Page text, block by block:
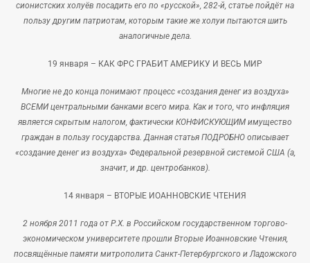
сионистских холуёв посадить его по «русской», 282-й, статье пойдёт на
пользу другим патриотам, которым такие же холуи пытаются шить
аналогичные дела.
19 января – КАК ФРС ГРАБИТ АМЕРИКУ И ВЕСЬ МИР
Многие не до конца понимают процесс «создания денег из воздуха»
ВСЕМИ центральными банками всего мира. Как и того, что инфляция
является скрытым налогом, фактически КОНФИСКУЮЩИМ имущество
граждан в пользу государства. Данная статья ПОДРОБНО описывает
«создание денег из воздуха» Федеральной резервной системой США (а,
значит, и др. центробанков).
14 января – ВТОРЫЕ ИОАННОВСКИЕ ЧТЕНИЯ
2 ноября 2011 года от Р.Х. в Российском государственном торгово-
экономическом университете прошли Вторые Иоанновские Чтения,
посвящённые памяти митрополита Санкт-Петербургского и Ладожского